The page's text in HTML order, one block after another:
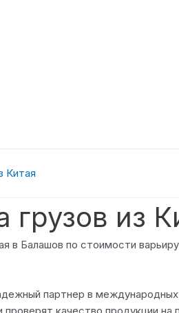
грузов из
в Балашов по стоимости
партнер в международных